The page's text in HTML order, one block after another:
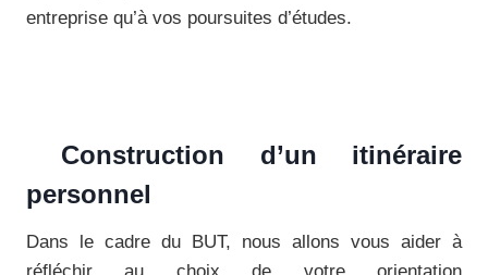
entreprise qu’à vos poursuites d’études.
Construction d’un itinéraire
personnel
Dans le cadre du BUT, nous allons vous aider à